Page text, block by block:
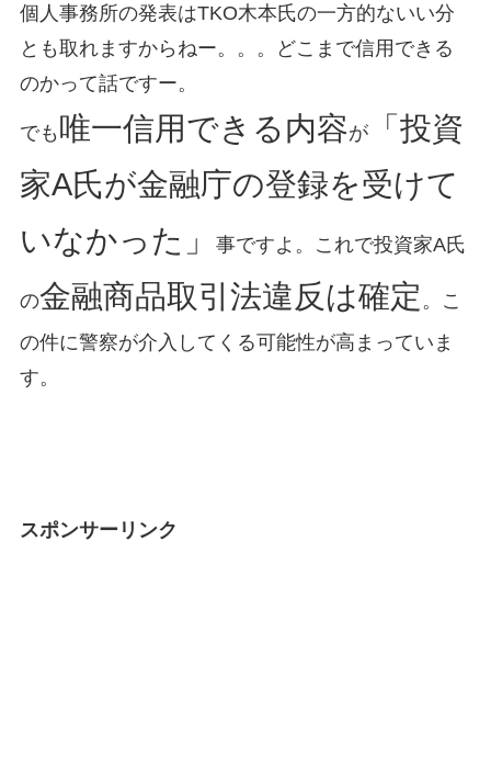
個人事務所の発表はTKO木本氏の一方的ないい分
とも取れますからねー。。。どこまで信用できる
のかって話ですー。
でも 唯一信用できる内容が「投資
家A氏が金融庁の登録を受けて
いなかった」
事ですよ。これで投資家A氏
の金融商品取引法違反は確定 。こ
の件に警察が介入してくる可能性が高まっていま
す。
スポンサーリンク